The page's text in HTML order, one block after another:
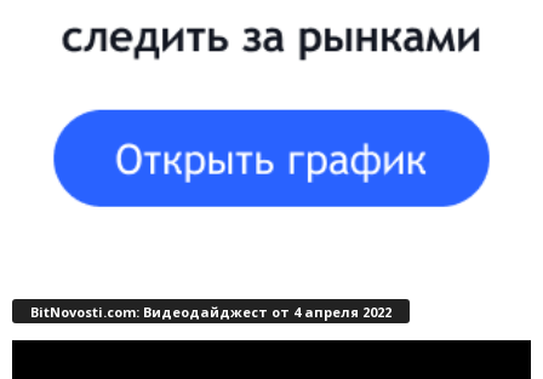
BitNovosti.com: Видеодайджест от 4 апреля 2022